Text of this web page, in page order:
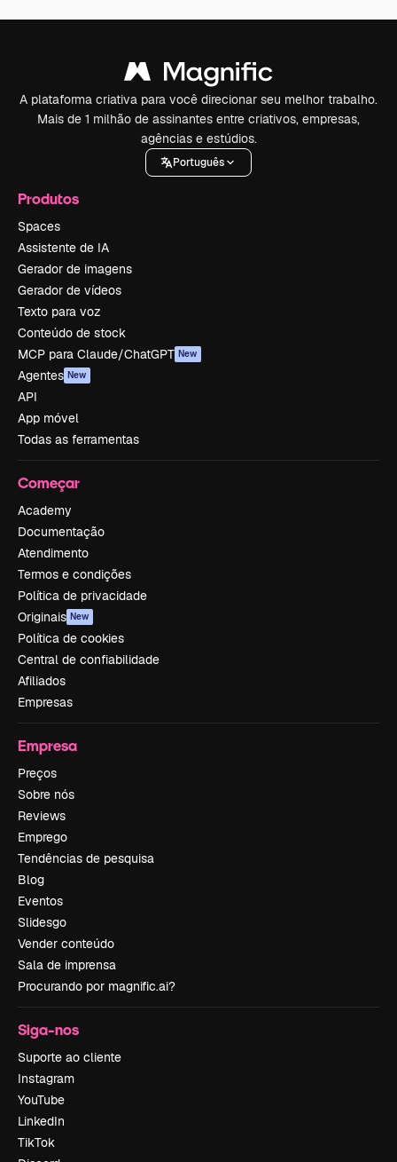
A plataforma criativa para você direcionar seu melhor trabalho.
Mais de 1 milhão de assinantes entre criativos, empresas,
agências e estúdios.
Português
Produtos
Spaces
Assistente de IA
Gerador de imagens
Gerador de vídeos
Texto para voz
Conteúdo de stock
MCP para Claude/ChatGPT New
Agentes New
API
App móvel
Todas as ferramentas
Começar
Academy
Documentação
Atendimento
Termos e condições
Política de privacidade
Originais New
Política de cookies
Central de confiabilidade
Afiliados
Empresas
Empresa
Preços
Sobre nós
Reviews
Emprego
Tendências de pesquisa
Blog
Eventos
Slidesgo
Vender conteúdo
Sala de imprensa
Procurando por magnific.ai?
Siga-nos
Suporte ao cliente
Instagram
YouTube
LinkedIn
TikTok